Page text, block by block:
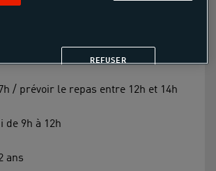
: Lundi, mardi, mercredi , jeudi ,
/ prévoir le repas entre 12h et 14h
de 9h à 12h
ans
REFUSER